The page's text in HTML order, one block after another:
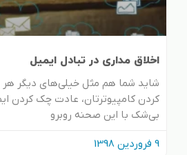
اخلاق مداری در تبادل ایمیل
شاید شما هم مثل خیلی‌های دیگر هر
کردن کامپیوترتان، عادت چک کردن
بی‌شک با این صحنه روبرو
9 فروردین 1398